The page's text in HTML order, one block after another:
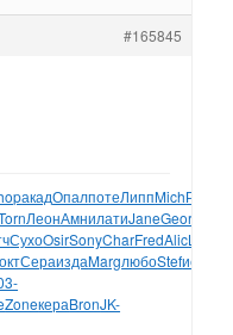
#165845
акадОпалпотеЛиппMichРосс
ЛеонАмнилатиJaneGeor
СухоOsirSonyCharFredAlicLamb
СераиздаMargлюбоStefиску
ZoneкераBronJK-